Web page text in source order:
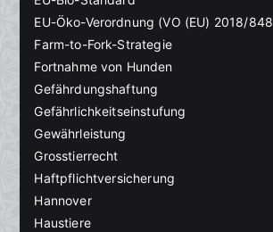
EU-Öko-Verordnung (VO (EU) 2018/848
Farm-to-Fork-Strategie
Fortnahme von Hunden
Gefährdungshaftung
Gefährlichkeitseinstufung
Gewährleistung
Grosstierrecht
Haftpflichtversicherung
Hannover
Haustiere